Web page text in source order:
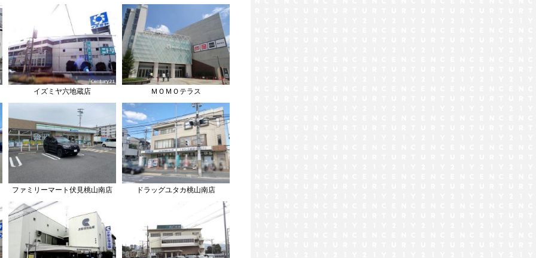
イズミヤ六地蔵店 ＭＯＭＯテラス
ファミリーマート伏見桃山南店 ドラッグユタカ桃山南店